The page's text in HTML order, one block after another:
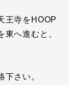
王寺をHOOP
東へ進むと、
下さい。